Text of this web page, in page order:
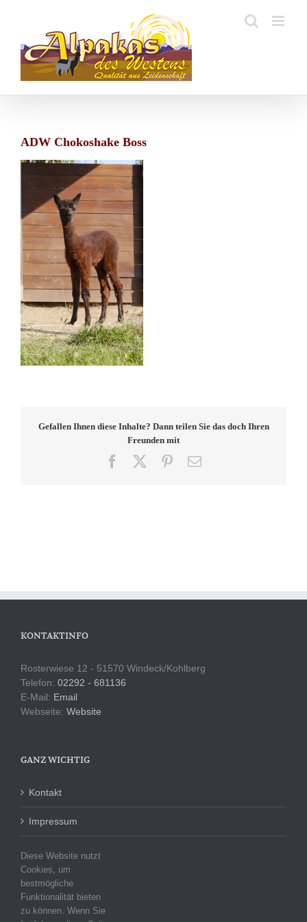
ADW Chokoshake Boss
Gefallen Ihnen diese Inhalte? Dann teilen Sie das doch Ihren
Freunden mit
Facebook Pinterest
E-
KONTAKTINFO
Rosterwiese 12 - 51570 Windeck/Kohlberg
Telefon: 02292 - 681136
E-Mail: Email
Webseite: Website
GANZ WICHTIG
Kontakt
Impressum
Datenschutzerklärung
KATEGORIEN
Diese Website nutzt
Cookies, um
bestmögliche
Funktionalität bieten
zu können. Wenn Sie